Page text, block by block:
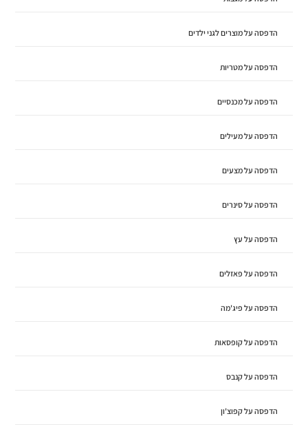
הדפסה על מוצרים לגני ילדים
הדפסה על מטריות
הדפסה על מכנסיים
הדפסה על מעילים
הדפסה על מצעים
הדפסה על סינרים
הדפסה על עץ
הדפסה על פאזלים
הדפסה על פיג'מה
הדפסה על קופסאות
הדפסה על קנבס
הדפסה על קפוצ'ון